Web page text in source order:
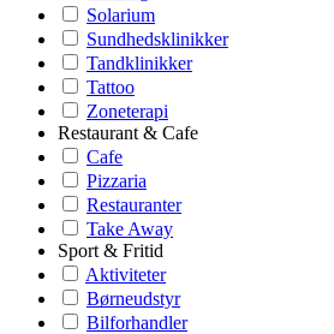
Solarium
Sundhedsklinikker
Tandklinikker
Tattoo
Zoneterapi
Restaurant & Cafe
Cafe
Pizzaria
Restauranter
Take Away
Sport & Fritid
Aktiviteter
Børneudstyr
Bilforhandler